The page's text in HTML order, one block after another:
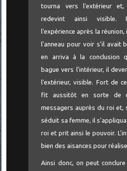
tourna vers l'extérieur
redevint ainsi visible.
l'expérience après la
l'anneau pour voir s'il avait
en arriva à la conclusion
bague vers l'intérieur, il
l'extérieur, visible. Fort de
fit aussitôt en sorte de
messagers auprès du roi et,
séduit sa femme, il
roi et prit ainsi le pouvoir.
bien des aisances pour
Ainsi donc, on peut